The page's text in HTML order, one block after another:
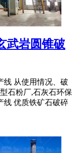
武岩圆锥破
线 从使用情况、破
石粉厂,石灰石环保
线 优质铁矿石破碎